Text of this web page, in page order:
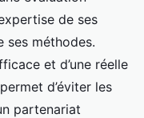
de ses
ses méthodes.
et d’une réelle
d’éviter les
partenariat